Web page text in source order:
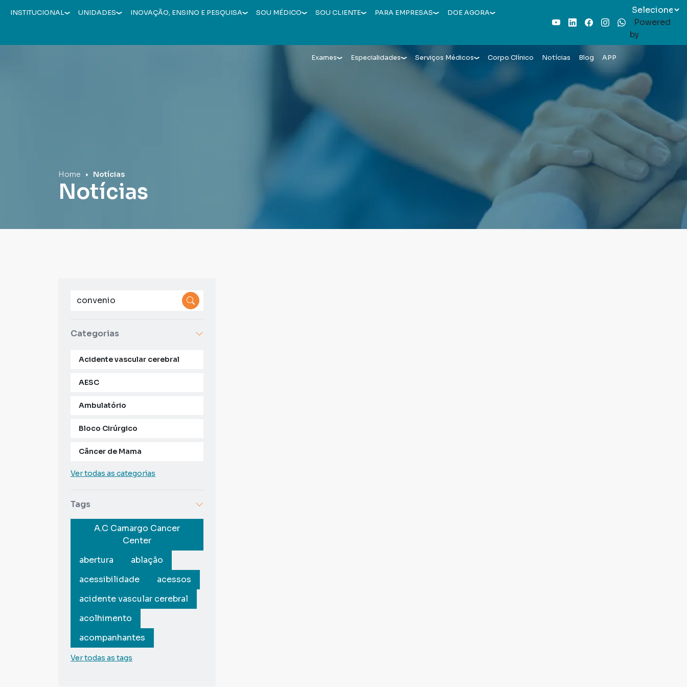
INSTITUCIONAL UNIDADES INOVAÇÃO, ENSINO E PESQUISA SOU MÉDICO SOU CLIENTE PARA EMPRESAS
DOE AGORA
YoutubeLinkedInFacebook
InstagramWhatsAppPowered
by
Exames Especialidades Serviços Médicos Corpo Clínico Notícias Blog APP
Home Notícias
Notícias
Categorias
Acidente vascular cerebral
AESC
Ambulatório
Bloco Cirúrgico
Câncer de Mama
Ver todas as categorias
Tags
A.C Camargo Cancer
Center
abertura
ablação
acessibilidade
acessos
acidente vascular cerebral
acolhimento
acompanhantes
Ver todas as tags